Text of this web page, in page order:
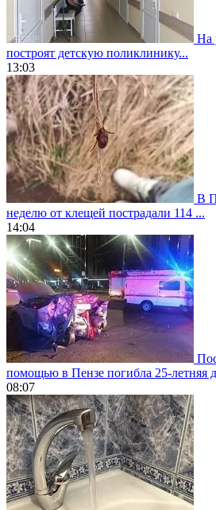
На
построят детскую поликлинику...
13:03
В
неделю от клещей пострадали 114 ...
14:04
помощью в Пензе погибла 25-летняя
08:07